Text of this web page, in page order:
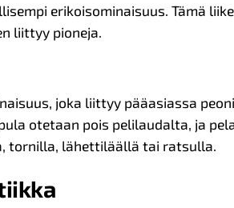
erikoisominaisuus. Tämä
liittyy pioneja.
joka liittyy pääasiassa
otetaan pois pelilaudalta, ja
tornilla, lähettiläällä tai ratsulla.